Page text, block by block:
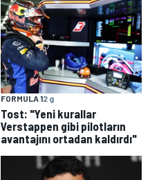
FORMULA 12 g
Tost: "Yeni kurallar
Verstappen gibi pilotların
avantajını ortadan kaldırdı"